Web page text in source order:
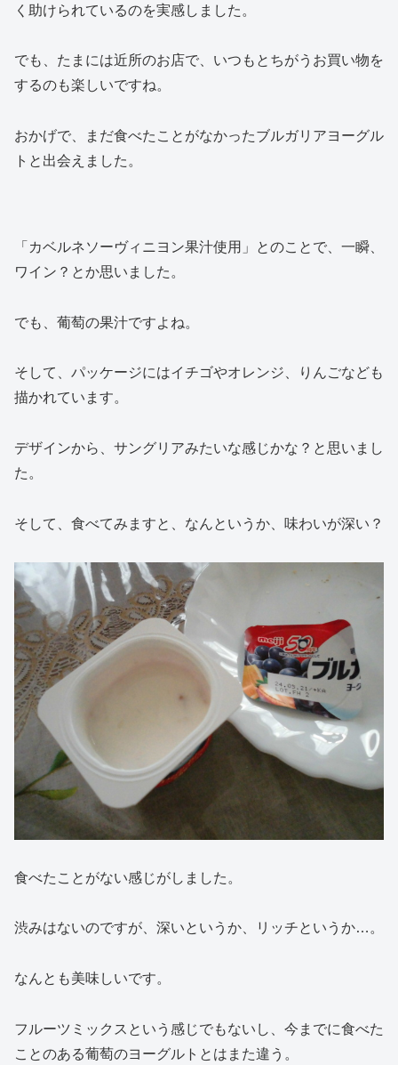
く助けられているのを実感しました。
でも、たまには近所のお店で、いつもとちがうお買い物を
するのも楽しいですね。
おかげで、まだ食べたことがなかったブルガリアヨーグル
トと出会えました。
「カベルネソーヴィニヨン果汁使用」とのことで、一瞬、
ワイン？とか思いました。
でも、葡萄の果汁ですよね。
そして、パッケージにはイチゴやオレンジ、りんごなども
描かれています。
デザインから、サングリアみたいな感じかな？と思いまし
た。
そして、食べてみますと、なんというか、味わいが深い？
食べたことがない感じがしました。
渋みはないのですが、深いというか、リッチというか…。
なんとも美味しいです。
フルーツミックスという感じでもないし、今までに食べた
ことのある葡萄のヨーグルトとはまた違う。